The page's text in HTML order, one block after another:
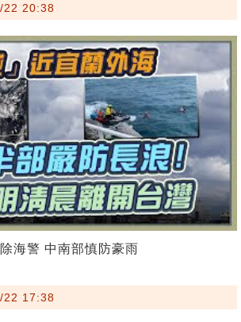
22 20:38
海警 中南部慎防豪雨
22 17:38